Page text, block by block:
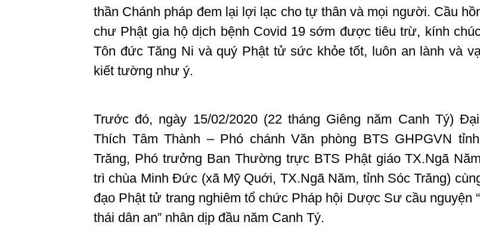
thần Chánh pháp đem lại lợi lạc cho tự thân và mọi người. Cầu
chư Phật gia hộ dịch bệnh Covid 19 sớm được tiêu trừ, kính
Tôn đức Tăng Ni và quý Phật tử sức khỏe tốt, luôn an lành và
kiết tường như ý.
Trước đó, ngày 15/02/2020 (22 tháng Giêng năm Canh Tý)
Thích Tâm Thành – Phó chánh Văn phòng BTS GHPGVN
Trăng, Phó trưởng Ban Thường trực BTS Phật giáo TX.Ngã
trì chùa Minh Đức (xã Mỹ Quới, TX.Ngã Năm, tỉnh Sóc Trăng)
đạo Phật tử trang nghiêm tổ chức Pháp hội Dược Sư cầu nguyện
thái dân an” nhân dịp đầu năm Canh Tý.